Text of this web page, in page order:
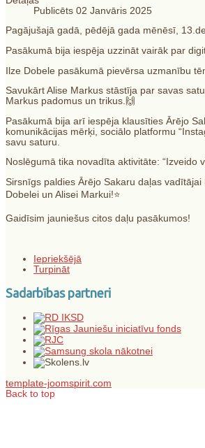
Publicēts 02 Janvāris 2025
Pagājušajā gadā, pēdējā gada mēnēsī,
Pasākumā bija iespēja uzzināt vairāk par
Ilze Dobele pasākumā pievērsa uzmanību
Savukārt Alise Markus stāstīja par savas
Markus padomus un trikus.🙌
Pasākumā bija arī iespēja klausīties Ārējo
komunikācijas mērķi, sociālo platformu
savu saturu.
Noslēgumā tika novadīta aktivitāte: “Izveido
Sirsnīgs paldies Ārējo Sakaru daļas
Dobelei un Alisei Markui!⭐️
Gaidīsim jauniešus citos daļu pasākumos!
Iepriekšējā
Turpināt
Sadarbības partneri
template-joomspirit.com
Back to top